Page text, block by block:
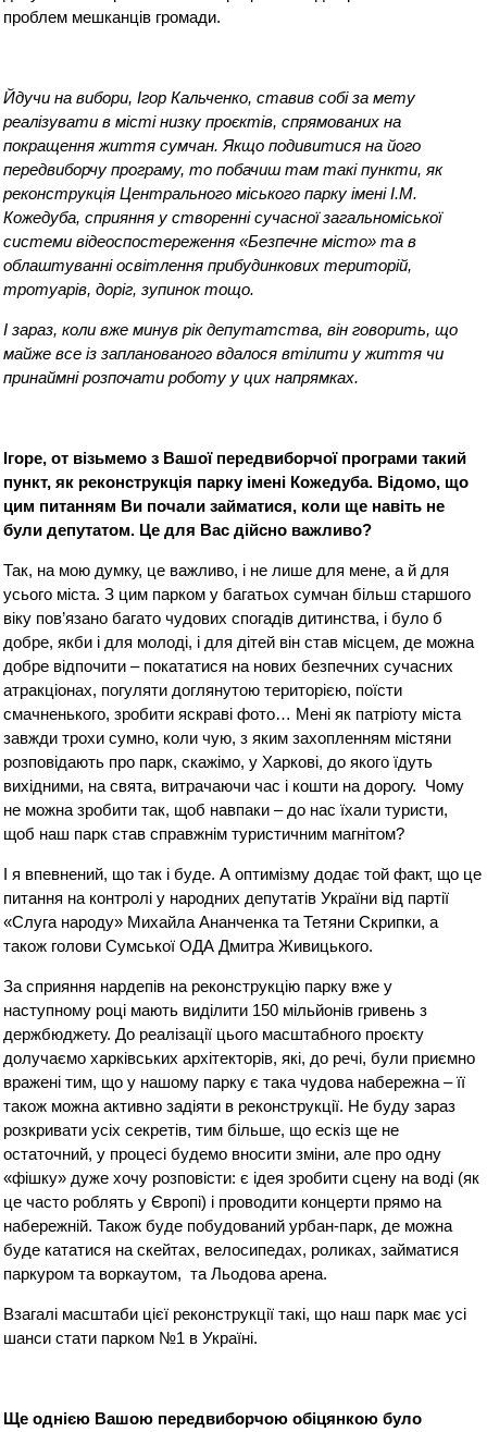
проблем мешканців громади.
Йдучи на вибори, Ігор Кальченко, ставив собі за мету
реалізувати в місті низку проєктів, спрямованих на
покращення життя сумчан. Якщо подивитися на його
передвиборчу програму, то побачиш там такі пункти, як
реконструкція Центрального міського парку імені І.М.
Кожедуба, сприяння у створенні сучасної загальноміської
системи відеоспостереження «Безпечне місто» та в
облаштуванні освітлення прибудинкових територіи,
тротуарів, доріг, зупинок тощо.
І зараз, коли вже минув рік депутатства, він говорить, що
майже все із запланованого вдалося втілити у життя чи
принаймні розпочати роботу у цих напрямках.
Ігоре, от візьмемо з Вашої передвиборчої програми такий
пункт, як реконструкція парку імені Кожедуба. Відомо, що
цим питанням Ви почали займатися, коли ще навіть не
були депутатом. Це для Вас дійсно важливо?
Так, на мою думку, це важливо, і не лише для мене, а й для
усього міста. З цим парком у багатьох сумчан більш старшого
віку пов’язано багато чудових спогадів дитинства, і було б
добре, якби і для молоді, і для дітей він став місцем, де можна
добре відпочити – покататися на нових безпечних сучасних
атракціонах, погуляти доглянутою територією, поїсти
смачненького, зробити яскраві фото… Мені як патріоту міста
завжди трохи сумно, коли чую, з яким захопленням містяни
розповідають про парк, скажімо, у Харкові, до якого їдуть
вихідними, на свята, витрачаючи час і кошти на дорогу. Чому
не можна зробити так, щоб навпаки – до нас їхали туристи,
щоб наш парк став справжнім туристичним магнітом?
І я впевнений, що так і буде. А оптимізму додає той факт, що це
питання на контролі у народних депутатів України від партії
«Слуга народу» Михайла Ананченка та Тетяни Скрипки, а
також голови Сумської ОДА Дмитра Живицького.
За сприяння нардепів на реконструкцію парку вже у
наступному році мають виділити 150 мільйонів гривень з
держбюджету. До реалізації цього масштабного проєкту
долучаємо харківських архітекторів, які, до речі, були приємно
вражені тим, що у нашому парку є така чудова набережна – її
також можна активно задіяти в реконструкції. Не буду зараз
розкривати усіх секретів, тим більше, що ескіз ще не
остаточний, у процесі будемо вносити зміни, але про одну
«фішку» дуже хочу розповісти: є ідея зробити сцену на воді (як
це часто роблять у Європі) і проводити концерти прямо на
набережній. Також буде побудований урбан-парк, де можна
буде кататися на скейтах, велосипедах, роликах, займатися
паркуром та воркаутом, та Льодова арена.
Взагалі масштаби цієї реконструкції такі, що наш парк має усі
шанси стати парком №1 в Україні.
Ще однією Вашою передвиборчою обіцянкою було